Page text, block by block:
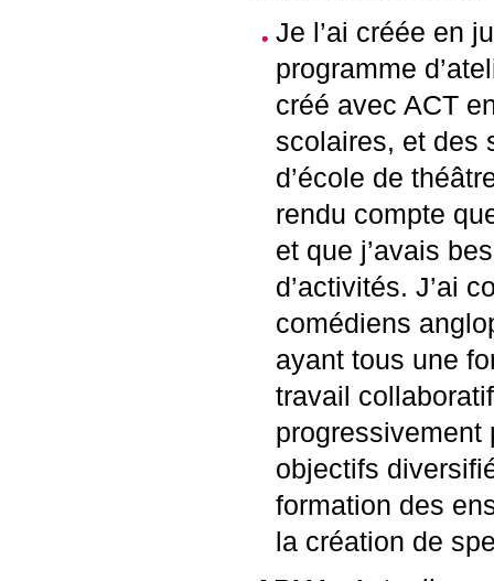
Je l’ai créée en
programme
créé avec ACT
scolaires, et des
d’école de
rendu compte
et que j’avais
d’activités. J’ai
comédiens
ayant tous une
travail
progressivement
objectifs
formation des
la création de